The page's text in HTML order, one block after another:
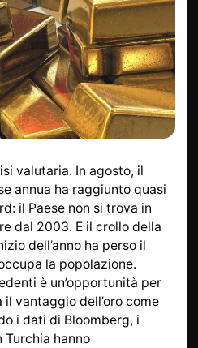
COMPRO PEZZI MONETA
RIMANENZE
INDUSTRIALI
VALUTAZIONE
NOTIZIE
INFORMAZIONI SU L
ORO
ACCESSORI DI LUSSO
CONTATTI
INFORMATIVA SULLA
PRIVACY
ENFR
valutaria. In agosto, il
annua ha raggiunto quasi
il Paese non si trova in
dal 2003. E il crollo della
dell’anno ha perso il
la popolazione.
è un’opportunità per
vantaggio dell’oro come
i dati di Bloomberg, i
Turchia hanno